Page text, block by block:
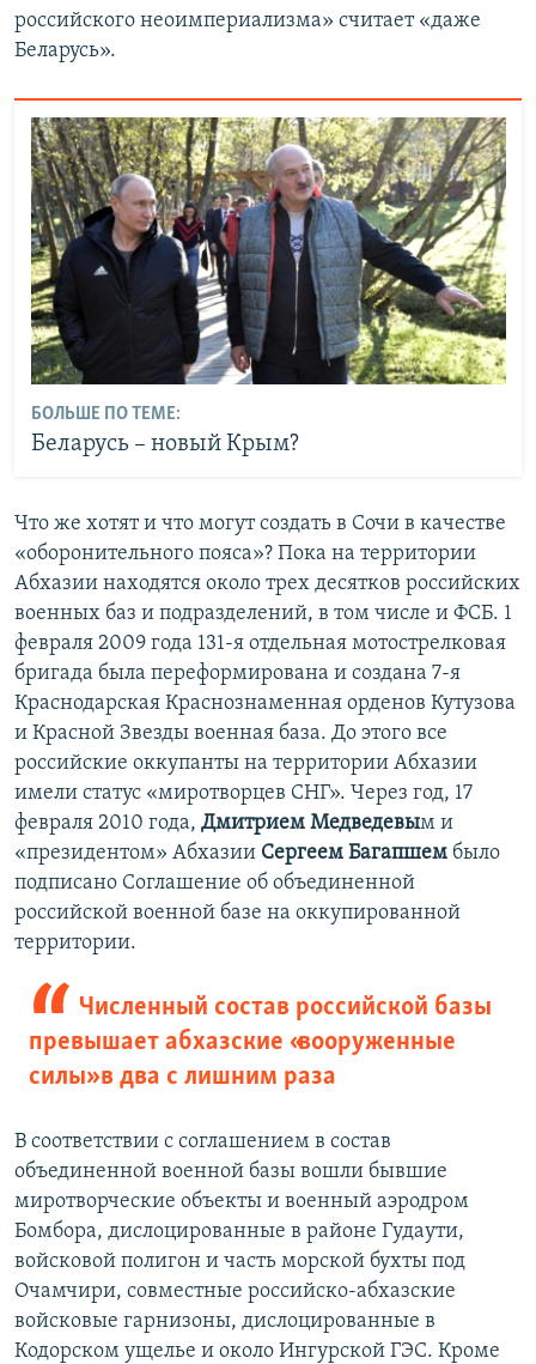
российского неоимпериализма» считает «даже
Беларусь».
БОЛЬШЕ ПО ТЕМЕ:
Беларусь – новый Крым?
Что же хотят и что могут создать в Сочи в качестве
«оборонительного пояса»? Пока на территории
Абхазии находятся около трех десятков российских
военных баз и подразделений, в том числе и ФСБ. 1
февраля 2009 года 131-я отдельная мотострелковая
бригада была переформирована и создана 7-я
Краснодарская Краснознаменная орденов Кутузова
и Красной Звезды военная база. До этого все
российские оккупанты на территории Абхазии
имели статус «миротворцев СНГ». Через год, 17
февраля 2010 года, Дмитрием Медведевым и
«президентом» Абхазии Сергеем Багапшем было
подписано Соглашение об объединенной
российской военной базе на оккупированной
территории.
Численный состав российской базы
превышает абхазские «вооруженные
силы» в два с лишним раза
В соответствии с соглашением в состав
объединенной военной базы вошли бывшие
миротворческие объекты и военный аэродром
Бомбора, дислоцированные в районе Гудаути,
войсковой полигон и часть морской бухты под
Очамчири, совместные российско-абхазские
войсковые гарнизоны, дислоцированные в
Кодорском ущелье и около Ингурской ГЭС. Кроме